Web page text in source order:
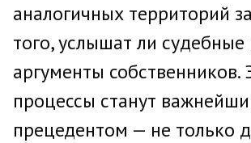
аналогичных территорий
того, услышат ли судебные
аргументы собственников.
процессы станут
прецедентом — не только